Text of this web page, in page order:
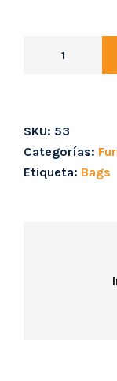
SKU: 53
Categorías:
Etiqueta: Bags